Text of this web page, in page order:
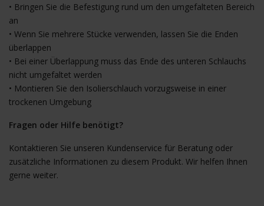
• Bringen Sie die Befestigung rund um den umgefalteten Bereich
an
• Wenn Sie mehrere Stücke verwenden, lassen Sie die Enden
überlappen
• Bei einer Überlappung muss das Ende des unteren Schlauchs
nicht umgefaltet werden
• Montieren Sie den Isolierschlauch vorzugsweise in einer
trockenen Umgebung
Fragen oder Hilfe benötigt?
Kontaktieren Sie unseren Kundenservice für Beratung oder
zusätzliche Informationen zu diesem Produkt. Wir helfen Ihnen
gerne weiter.